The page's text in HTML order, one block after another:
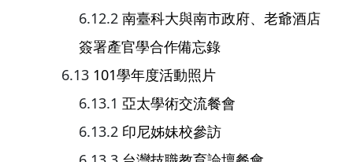
南臺科大與南市政府、老爺酒店
簽署產官學合作備忘錄
101學年度活動照片
亞太學術交流餐會
印尼姊妹校參訪